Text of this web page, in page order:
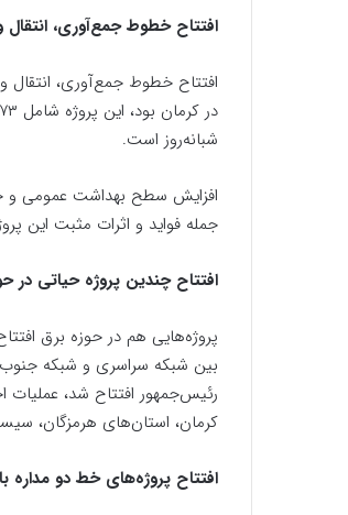
افتتاح خطوط جمع‌آوری، انتقال و
شبانه‌روز است.
افزایش سطح بهداشت عمومی و
جمله فواید و اثرات مثبت این پروژه است،
افتتاح چندین پروژه حیاتی در
بین شبکه سراسری و شبکه جنوب
کرمان، استان‌های هرمزگان،
افتتاح پروژه‌های خط دو مداره با ۴۰۰ کیلوولت به طول ۲۳.۵ کیلومتر با اعتبار ۵ هزار میلیارد ریال